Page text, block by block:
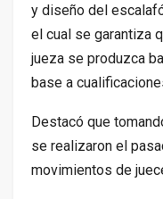
y diseño del
el cual se garantiza
jueza se produzca
base a
Destacó que
se realizaron el
movimientos de